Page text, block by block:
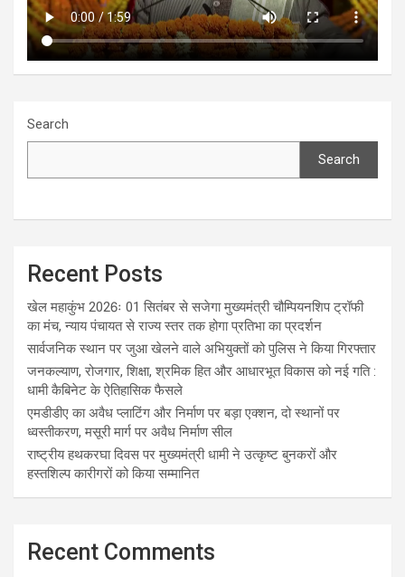
Search
Search
Recent Posts
खेल महाकुंभ 2026ः 01 सितंबर से सजेगा मुख्यमंत्री चौम्पियनशिप ट्रॉफी
का मंच, न्याय पंचायत से राज्य स्तर तक होगा प्रतिभा का प्रदर्शन
सार्वजनिक स्थान पर जुआ खेलने वाले अभियुक्तों को पुलिस ने किया गिरफ्तार
जनकल्याण, रोजगार, शिक्षा, श्रमिक हित और आधारभूत विकास को नई गति :
धामी कैबिनेट के ऐतिहासिक फैसले
एमडीडीए का अवैध प्लाटिंग और निर्माण पर बड़ा एक्शन, दो स्थानों पर
ध्वस्तीकरण, मसूरी मार्ग पर अवैध निर्माण सील
राष्ट्रीय हथकरघा दिवस पर मुख्यमंत्री धामी ने उत्कृष्ट बुनकरों और
हस्तशिल्प कारीगरों को किया सम्मानित
Recent Comments